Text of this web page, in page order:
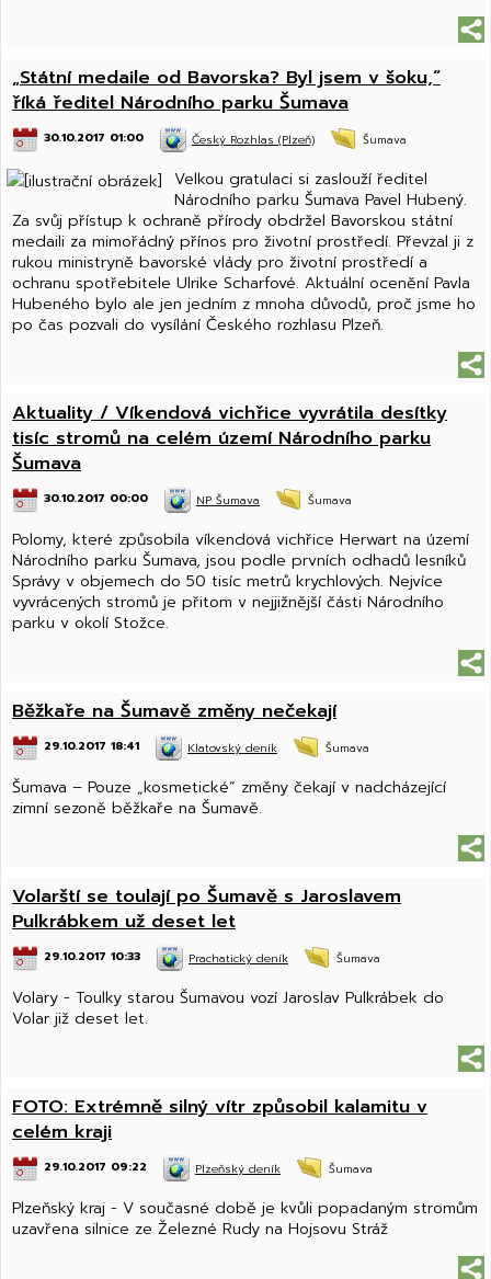
„Státní medaile od Bavorska? Byl jsem v šoku,“
říká ředitel Národního parku Šumava
30.10.2017 01:00 Český Rozhlas (Plzeň) Šumava
Velkou gratulaci si zaslouží ředitel
Národního parku Šumava Pavel Hubený.
Za svůj přístup k ochraně přírody obdržel Bavorskou státní
medaili za mimořádný přínos pro životní prostředí. Převzal ji z
rukou ministryně bavorské vlády pro životní prostředí a
ochranu spotřebitele Ulrike Scharfové. Aktuální ocenění Pavla
Hubeného bylo ale jen jedním z mnoha důvodů, proč jsme ho
po čas pozvali do vysílání Českého rozhlasu Plzeň.
Aktuality / Víkendová vichřice vyvrátila desítky
tisíc stromů na celém území Národního parku
Šumava
30.10.2017 00:00 NP Šumava Šumava
Polomy, které způsobila víkendová vichřice Herwart na území
Národního parku Šumava, jsou podle prvních odhadů lesníků
Správy v objemech do 50 tisíc metrů krychlových. Nejvíce
vyvrácených stromů je přitom v nejjižnější části Národního
parku v okolí Stožce.
Běžkaře na Šumavě změny nečekají
29.10.2017 18:41 Klatovský deník Šumava
Šumava – Pouze „kosmetické“ změny čekají v nadcházející
zimní sezoně běžkaře na Šumavě.
Volarští se toulají po Šumavě s Jaroslavem
Pulkrábkem už deset let
29.10.2017 10:33 Prachatický deník Šumava
Volary - Toulky starou Šumavou vozí Jaroslav Pulkrábek do
Volar již deset let.
FOTO: Extrémně silný vítr způsobil kalamitu v
celém kraji
29.10.2017 09:22 Plzeňský deník Šumava
Plzeňský kraj - V současné době je kvůli popadaným stromům
uzavřena silnice ze Železné Rudy na Hojsovu Stráž